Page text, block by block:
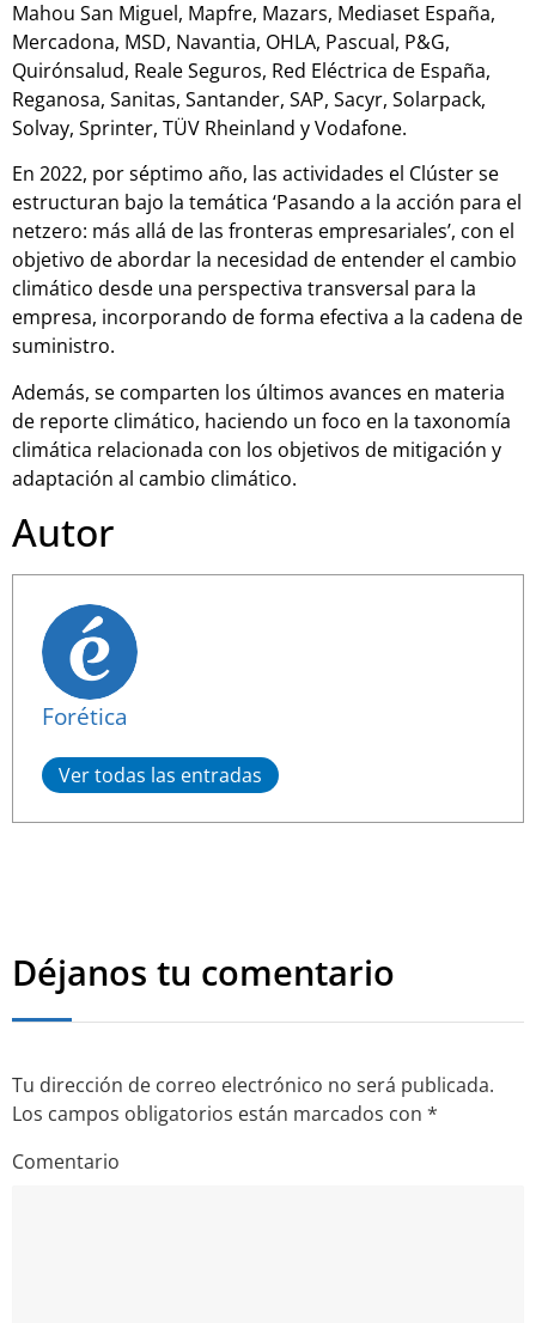
Mahou San Miguel, Mapfre, Mazars, Mediaset España,
Mercadona, MSD, Navantia, OHLA, Pascual, P&G,
Quirónsalud, Reale Seguros, Red Eléctrica de España,
Reganosa, Sanitas, Santander, SAP, Sacyr, Solarpack,
Solvay, Sprinter, TÜV Rheinland y Vodafone.
En 2022, por séptimo año, las actividades el Clúster se
estructuran bajo la temática ‘Pasando a la acción para el
netzero: más allá de las fronteras empresariales’, con el
objetivo de abordar la necesidad de entender el cambio
climático desde una perspectiva transversal para la
empresa, incorporando de forma efectiva a la cadena de
suministro.
Además, se comparten los últimos avances en materia
de reporte climático, haciendo un foco en la taxonomía
climática relacionada con los objetivos de mitigación y
adaptación al cambio climático.
Autor
Forética
Ver todas las entradas
Déjanos tu comentario
Tu dirección de correo electrónico no será publicada.
Los campos obligatorios están marcados con *
Comentario